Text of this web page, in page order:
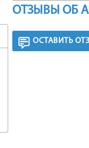
ОТЗЫВЫ ОБ
ОСТАВИТЬ